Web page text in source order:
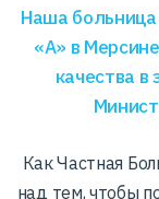
Наша
«А» в
качества
Как Частная
над тем, чтобы